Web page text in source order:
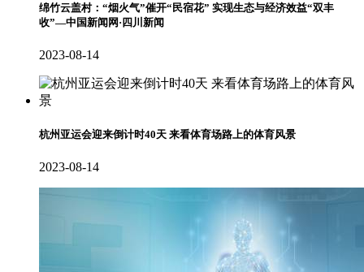
绵竹云盖村：“烟火气”催开“民宿花” 实现生态与经济效益“双丰
收”—中国新闻网·四川新闻
2023-08-14
杭州亚运会迎来倒计时40天 来看体育场路上的体育风景
2023-08-14